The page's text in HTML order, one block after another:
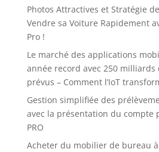
Photos Attractives et Stratégie
Vendre sa Voiture Rapidement
Pro !
Le marché des applications
année record avec 250 milliards
prévus – Comment l’IoT
Gestion simplifiée des
avec la présentation du compte
PRO
Acheter du mobilier de bureau